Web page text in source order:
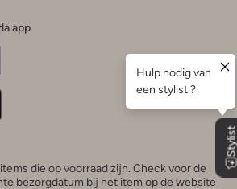
app
die op voorraad zijn. Check voor de
bezorgdatum bij het item op de website